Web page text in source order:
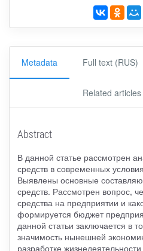
Metadata Full text (RUS)
Related articles
Abstract
В данной статье рассмотрен
средств в современных
Выявлены основные
средств. Рассмотрен вопрос,
средства на предприятии и
формируется бюджет
данной статьи заключается в
значимость нынешней
разработке